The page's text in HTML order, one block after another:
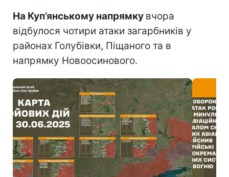
На Куп’янському напрямку вчора
відбулося чотири атаки загарбників у
районах Голубівки, Піщаного та в
напрямку Новоосинового.